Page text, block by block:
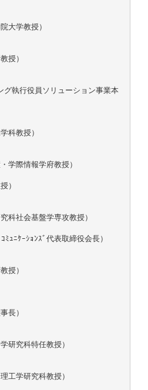
大学教授）
授）
グ執行役員ソリューション事業本
科教授）
学際情報学府教授）
）
科社会基盤学専攻教授）
ｭﾆｹｰｼｮﾝｽﾞ代表取締役会長）
授）
長）
研究科特任教授）
工学研究科教授）